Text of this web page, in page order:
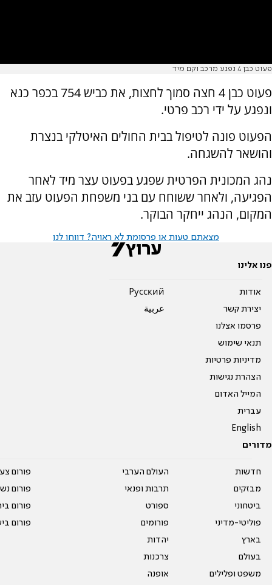
פעוט כבן 4 נפגע מרכב וקם מיד
פעוט כבן 4 חצה סמוך לחצות, את כביש 754 בכפר כנא
ונפגע על ידי רכב פרטי.
הפעוט פונה לטיפול בבית החולים האיטלקי בנצרת
והושאר להשגחה.
נהג המכונית הפרטית שפגע בפעוט עצר מיד לאחר
הפגיעה, ולאחר ששוחח עם בני משפחת הפעוט עזב את
המקום, הנהג ייחקר הבוקר.
מצאתם טעות או פרסומת לא ראויה? דווחו לנו
פנו אלינו
אודות
יצירת קשר
פרסמו אצלנו
תנאי שימוש
מדיניות פרטיות
הצהרת נגישות
המייל האדום
עברית
English
Pусский
عربية
מדורים
חדשות
מבזקים
ביטחוני
פוליטי-מדיני
בארץ
בעולם
משפט ופלילים
העולם הערבי
תרבות ופנאי
ספורט
פורומים
יהדות
צרכנות
אופנה
פורום
פורום
פורום
פורום